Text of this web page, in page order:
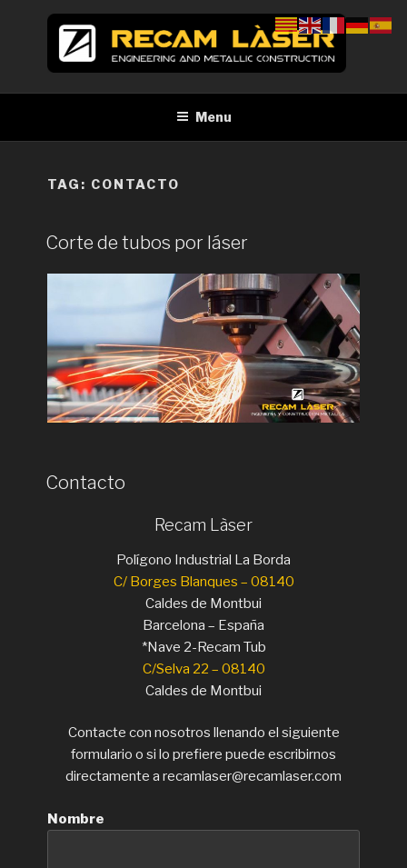
RECAM LÀSER
Menu
TAG: CONTACTO
Corte de tubos por láser
Contacto
Recam Làser
Polígono Industrial La Borda
C/ Borges Blanques – 08140
Caldes de Montbui
Barcelona – España
*Nave 2-Recam Tub
C/Selva 22 – 08140
Caldes de Montbui
Contacte con nosotros llenando el siguiente
formulario o si lo prefiere puede escribirnos
directamente a recamlaser@recamlaser.com
Nombre